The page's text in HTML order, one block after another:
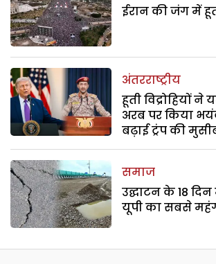
ईरान की जंग में
अंतरराष्ट्रीय
हूती विद्रोहियों
अरब पर किया
बढ़ाई ट्रंप की
समाज
उद्घाटन के 18
यूपी का सबसे